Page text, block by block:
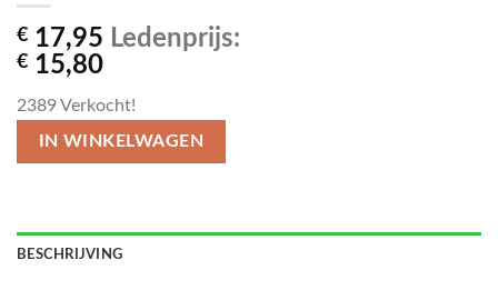
€ 17,95 Ledenprijs:
€ 15,80
2389Verkocht!
IN WINKELWAGEN
BESCHRIJVING